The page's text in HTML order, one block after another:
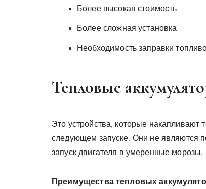
Более высокая стоимость
Более сложная установка
Необходимость заправки
Тепловые
Это устройства, которые накапливают
следующем запуске. Они не являются
запуск двигателя в умеренные морозы.
Преимущества тепловых